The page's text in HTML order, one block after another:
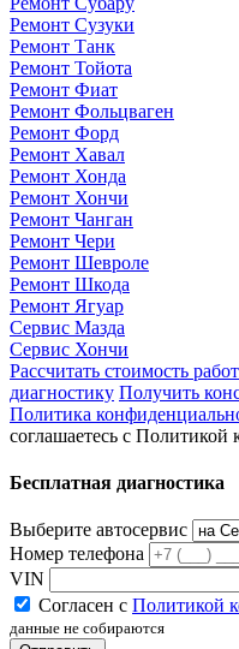
Ремонт Сузуки
Ремонт Танк
Ремонт Тойота
Ремонт Фиат
Ремонт Фольцваген
Ремонт Форд
Ремонт Хавал
Ремонт Хонда
Ремонт Хончи
Ремонт Чанган
Ремонт Чери
Ремонт Шевроле
Ремонт Шкода
Ремонт Ягуар
Сервис Мазда
Сервис Хончи
Рассчитать стоимость
диагностику Получить
Политика
соглашаетесь с Политикой
Бесплатная диагностика
Выберите автосервис
Номер телефона
VIN
Согласен с Политикой
данные не собираются